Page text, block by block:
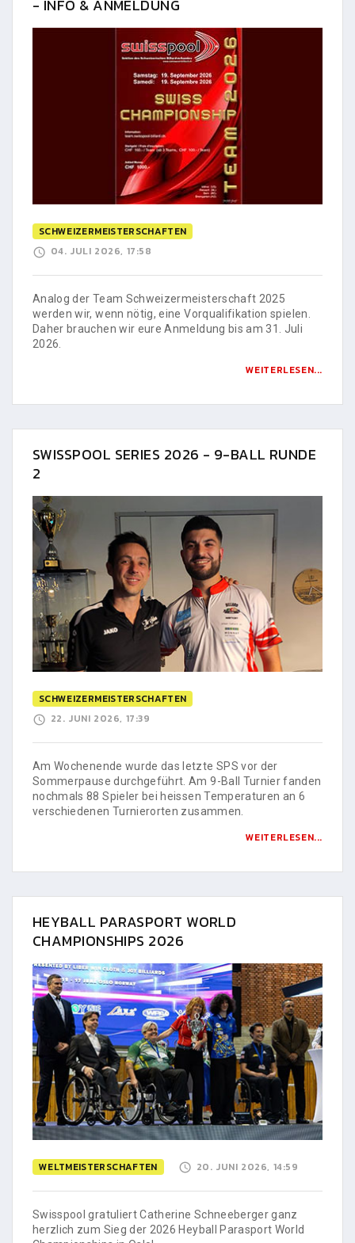
- INFO & ANMELDUNG
SCHWEIZERMEISTERSCHAFTEN
04. JULI 2026, 17:58
Analog der Team Schweizermeisterschaft 2025
werden wir, wenn nötig, eine Vorqualifikation spielen.
Daher brauchen wir eure Anmeldung bis am 31. Juli
2026.
WEITERLESEN...
SWISSPOOL SERIES 2026 - 9-BALL RUNDE
2
SCHWEIZERMEISTERSCHAFTEN
22. JUNI 2026, 17:39
Am Wochenende wurde das letzte SPS vor der
Sommerpause durchgeführt. Am 9-Ball Turnier fanden
nochmals 88 Spieler bei heissen Temperaturen an 6
verschiedenen Turnierorten zusammen.
WEITERLESEN...
HEYBALL PARASPORT WORLD
CHAMPIONSHIPS 2026
WELTMEISTERSCHAFTEN 20. JUNI 2026, 14:59
Swisspool gratuliert Catherine Schneeberger ganz
herzlich zum Sieg der 2026 Heyball Parasport World